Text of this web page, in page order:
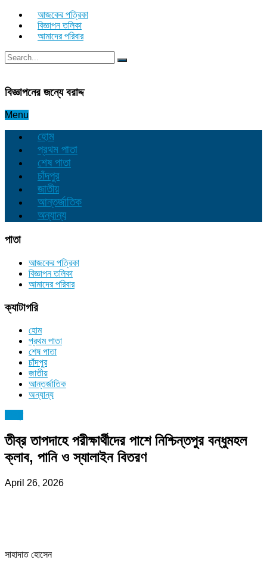
আজকের পত্রিকা
বিজ্ঞাপন তলিকা
আমাদের পরিবার
বিজ্ঞাপনের জন্যে বরাদ্দ
Menu
হোম
প্রথম পাতা
শেষ পাতা
চাঁদপুর
জাতীয়
আন্তর্জাতিক
অন্যান্য
পাতা
আজকের পত্রিকা
বিজ্ঞাপন তলিকা
আমাদের পরিবার
ক্যাটাগরি
হোম
প্রথম পাতা
শেষ পাতা
চাঁদপুর
জাতীয়
আন্তর্জাতিক
অন্যান্য
তীব্র তাপদাহে পরীক্ষার্থীদের পাশে নিশ্চিন্তপুর বন্ধুমহল
ক্লাব, পানি ও স্যালাইন বিতরণ
April 26, 2026
সাহাদাত হোসেন